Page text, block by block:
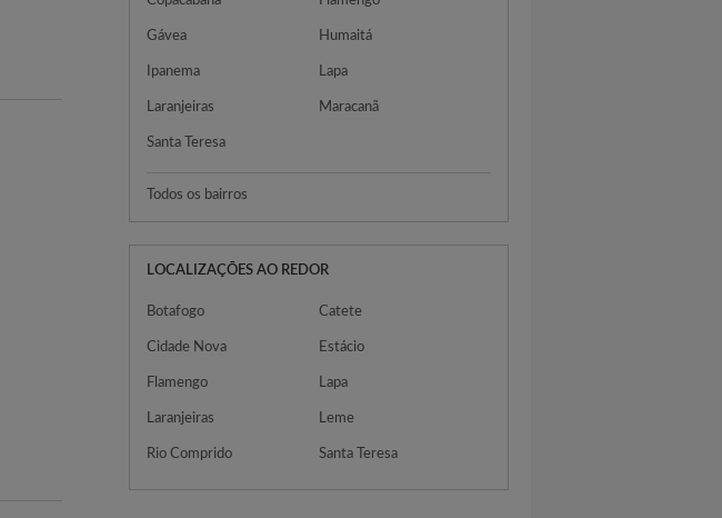
Gávea Humaitá
Ipanema Lapa
Laranjeiras Maracanã
Santa Teresa
Todos os bairros
LOCALIZAÇÕES AO REDOR
Botafogo Catete
Cidade Nova Estácio
Flamengo Lapa
Laranjeiras Leme
Rio Comprido Santa Teresa